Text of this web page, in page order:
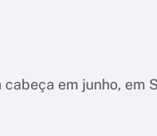
em junho, em